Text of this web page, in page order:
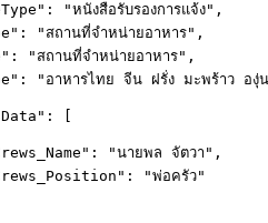
: "หนังสือรับรองการแจ้ง" ,
: "สถานที่จำหน่ายอาหาร" ,
: "สถานที่จำหน่ายอาหาร" ,
: " อาหารไทย จีน ฝรั่ง มะพร้าว องุ่
: [
: "นายพล จัตวา " ,
: "พ่อครัว"